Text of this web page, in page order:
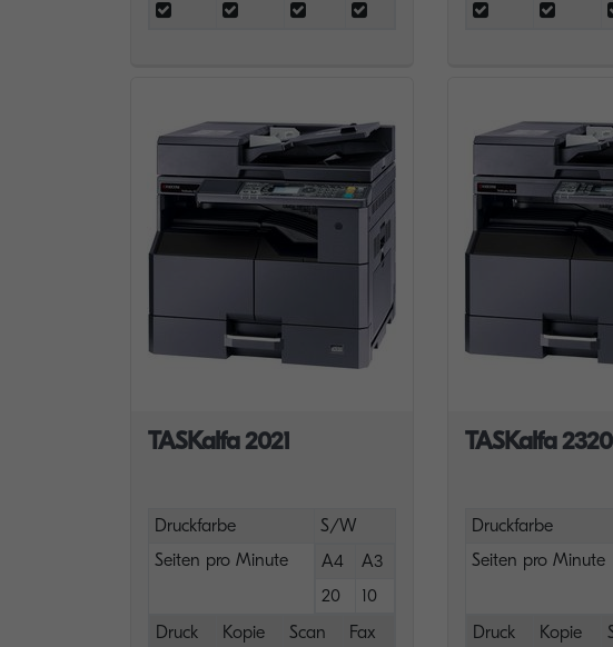
TASKalfa 2021
Druckfarbe
S/W
Seiten pro Minute
A4
A3
20
10
Druck
Kopie Scan
Fax
TASKalfa 2320
Druckfarbe
Seiten pro Minute
Druck
Kopie